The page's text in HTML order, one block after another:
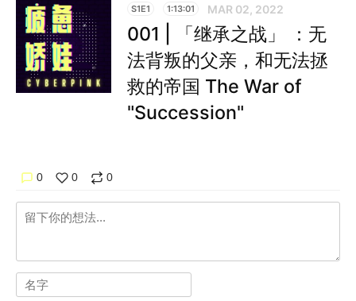
S1E1 1:13:01 MAR 02, 2022
001 | 「继承之战」 ：无
法背叛的父亲，和无法拯
救的帝国 The War of
"Succession"